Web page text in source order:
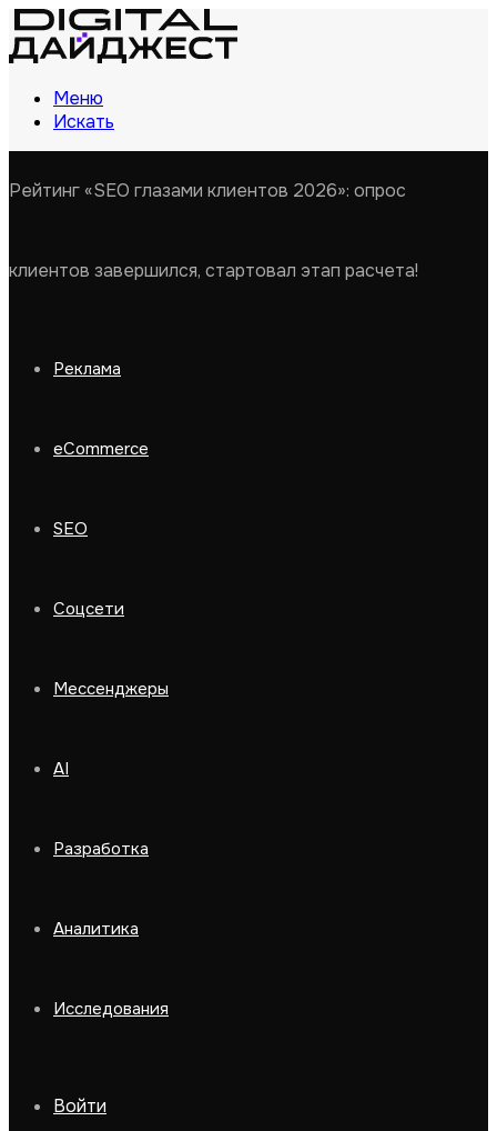
Меню
Искать
Рейтинг «SEO глазами клиентов 2026»: опрос
клиентов завершился, стартовал этап расчета!
Реклама
eCommerce
SEO
Соцсети
Мессенджеры
AI
Разработка
Аналитика
Исследования
Войти